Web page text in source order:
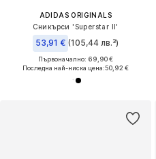
ADIDAS ORIGINALS
Сникърси 'Superstar II'
53,91 € (105,44 лв.³)
Първоначално: 69,90 €
Последна най-ниска цена:50,92 €